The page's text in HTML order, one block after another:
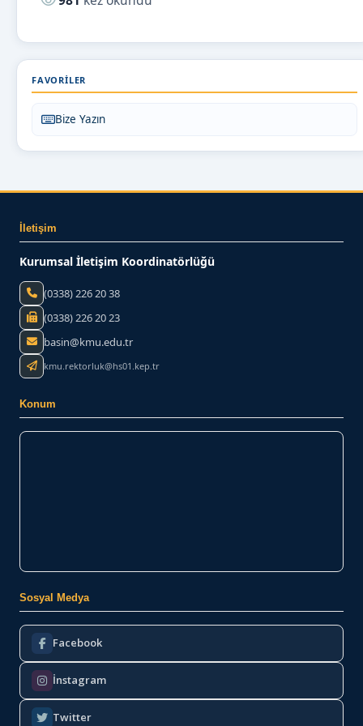
FAVORILER
Bize Yazın
İletişim
Kurumsal İletişim Koordinatörlüğü
(0338) 226 20 38
(0338) 226 20 23
basin@kmu.edu.tr
kmu.rektorluk@hs01.kep.tr
Konum
Sosyal Medya
Facebook
İnstagram
Twitter